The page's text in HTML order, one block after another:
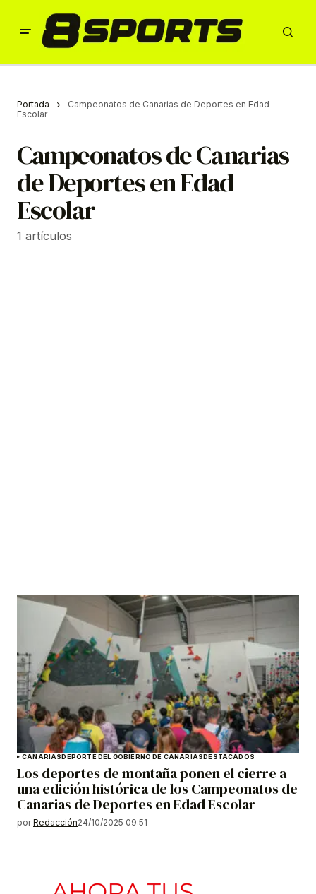
Portada
Campeonatos de Canarias de Deportes en Edad
Escolar
Campeonatos de Canarias
de Deportes en Edad
Escolar
1 artículos
CANARIASDEPORTE DEL GOBIERNO DE CANARIASDESTACADOS
Los deportes de montaña ponen el cierre a
una edición histórica de los Campeonatos de
Canarias de Deportes en Edad Escolar
por Redacción24/10/2025 09:51